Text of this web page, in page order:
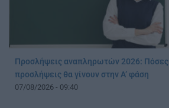
Προσλήψεις αναπληρωτών 2026: Πόσες
προσλήψεις θα γίνουν στην Α’ φάση
07/08/2026 - 09:40